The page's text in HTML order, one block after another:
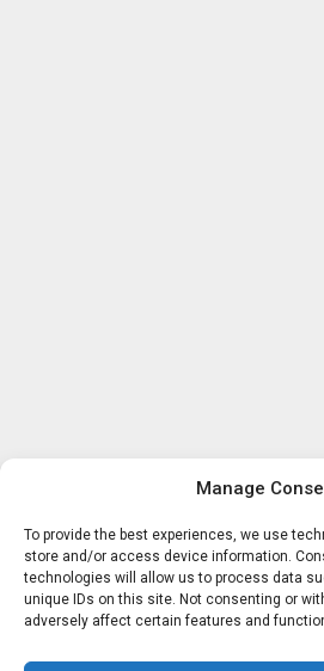
Manage
To provide the best experiences, we use
store and/or access device information.
technologies will allow us to process data
unique IDs on this site. Not consenting or
adversely affect certain features and